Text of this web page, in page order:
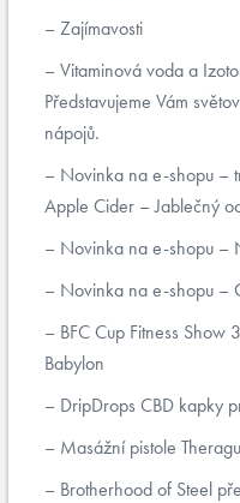
Zajímavosti
Vitaminová voda a
Představujeme Vám
nápojů.
Novinka na e-shopu –
Apple Cider – Jablečný
Novinka na e-shopu –
Novinka na e-shopu
BFC Cup Fitness
Babylon
DripDrops CBD kapky
Masážní pistole
Brotherhood of Steel